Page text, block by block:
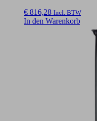
€ 816,28 Incl. BTW
In den Warenkorb